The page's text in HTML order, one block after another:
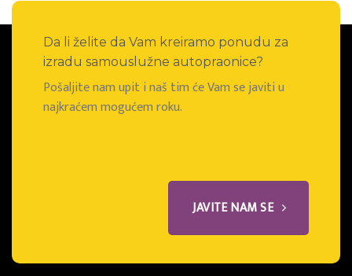
Da li želite da Vam kreiramo ponudu za
izradu samouslužne autopraonice?
Pošaljite nam upit i naš tim će Vam se javiti u
najkraćem mogućem roku.
JAVITE NAM SE